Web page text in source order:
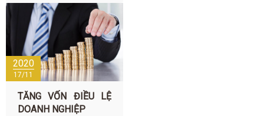
2020
17/11
TĂNG VỐN ĐIỀU LỆ
DOANH NGHIỆP